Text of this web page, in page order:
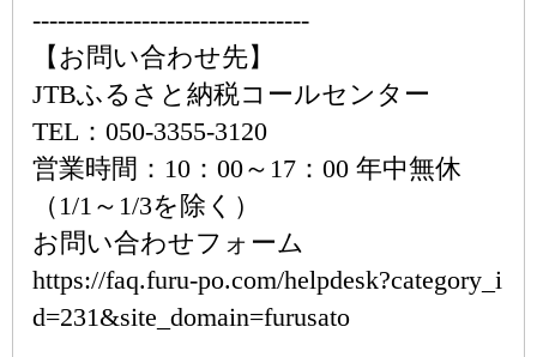
---------------------------------
【お問い合わせ先】
JTBふるさと納税コールセンター
TEL：050-3355-3120
営業時間：10：00～17：00 年中無休
（1/1～1/3を除く）
お問い合わせフォーム
https://faq.furu-po.com/helpdesk?category_i
d=231&site_domain=furusato